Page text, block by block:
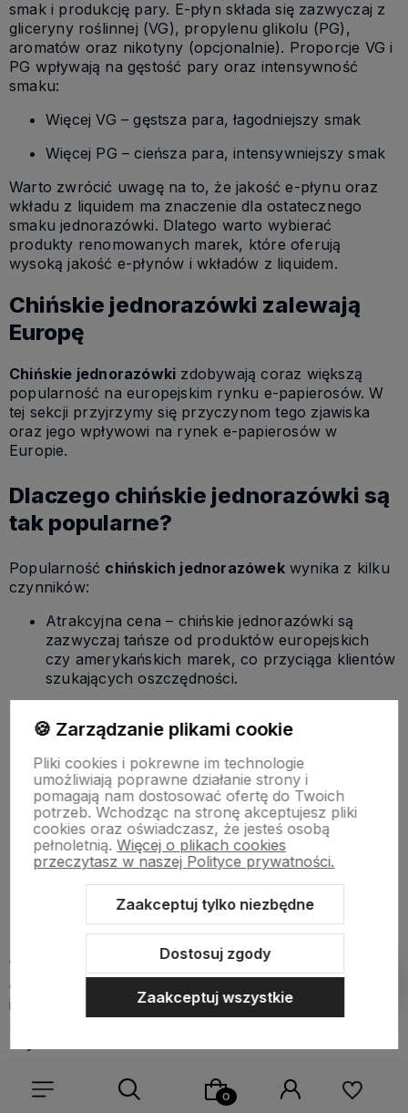
smak i produkcję pary. E-płyn składa się zazwyczaj z
gliceryny roślinnej (VG), propylenu glikolu (PG),
aromatów oraz nikotyny (opcjonalnie). Proporcje VG i
PG wpływają na gęstość pary oraz intensywność
smaku:
Więcej VG – gęstsza para, łagodniejszy smak
Więcej PG – cieńsza para, intensywniejszy smak
Warto zwrócić uwagę na to, że jakość e-płynu oraz
wkładu z liquidem ma znaczenie dla ostatecznego
smaku jednorazówki. Dlatego warto wybierać
produkty renomowanych marek, które oferują
wysoką jakość e-płynów i wkładów z liquidem.
Chińskie jednorazówki zalewają
Europę
Chińskie jednorazówki zdobywają coraz większą
popularność na europejskim rynku e-papierosów. W
tej sekcji przyjrzymy się przyczynom tego zjawiska
oraz jego wpływowi na rynek e-papierosów w
Europie.
Dlaczego chińskie jednorazówki są
tak popularne?
Popularność chińskich jednorazówekwynika z kilku
czynników:
Atrakcyjna cena – chińskie jednorazówki są
zazwyczaj tańsze od produktów europejskich
czy amerykańskich marek, co przyciąga klientów
szukających oszczędności.
oferują bogaty wybór smaków, co pozwala na
użytkowników.
Łatwa dostępność – chińskie jednorazówki są
szeroko dostępne w sklepach stacjonarnych
oraz internetowych, co ułatwia ich zakup.
Marketing i promocje – chińscy producenci
często prowadzą agresywne kampanie
marketingowe, oferując atrakcyjne promocje i
rabaty, co przyciąga uwagę klientów.
Warto jednak zwrócić uwagę, że popularność
chińskich jednorazówek może wiązać się również z
ich wadami, takimi jak niższa jakość wykonania czy
potencjalne problemy związane z bezpieczeństwem
Jak chińskie jednorazówki
🍪 Zarządzanie plikami cookie
Pliki cookies i pokrewne im technologie
umożliwiają poprawne działanie strony i
pomagają nam dostosować ofertę do Twoich
potrzeb. Wchodząc na stronę akceptujesz pliki
cookies oraz oświadczasz, że jesteś osobą
pełnoletnią. Więcej o plikach cookies
przeczytasz w naszej Polityce prywatności.
Zaakceptuj tylko niezbędne
Dostosuj zgody
Zaakceptuj wszystkie